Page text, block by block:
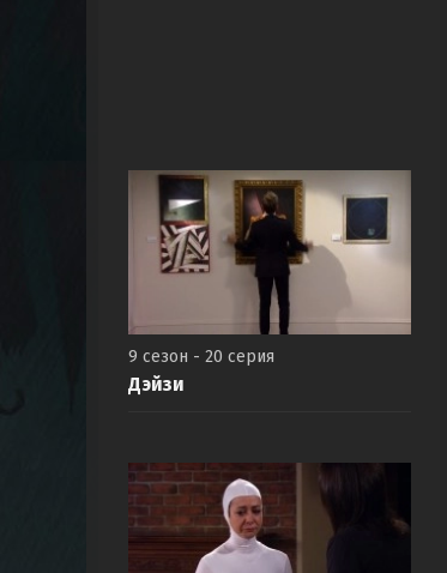
9 сезон - 20 серия
Дэйзи